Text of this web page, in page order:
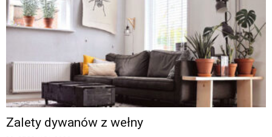
Zalety dywanów z wełny